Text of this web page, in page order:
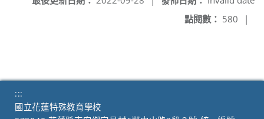
點閱數： 580 |
:::
國立花蓮特殊教育學校